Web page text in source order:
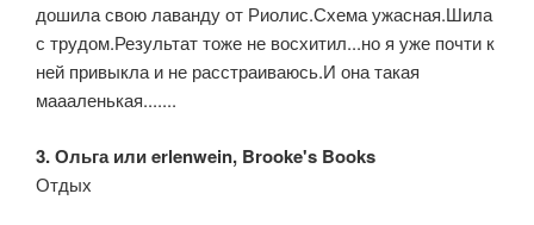
дошила свою лаванду от Риолис.Схема ужасная.Шила
с трудом.Результат тоже не восхитил...но я уже почти к
ней привыкла и не расстраиваюсь.И она такая
маааленькая.......
3. Ольга или erlenwein, Brooke's Books
Отдых